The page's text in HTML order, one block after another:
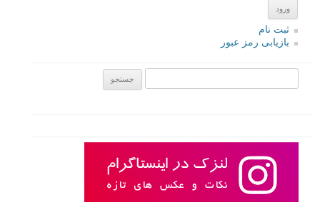
ثبت نام
بازیابی رمز عبور